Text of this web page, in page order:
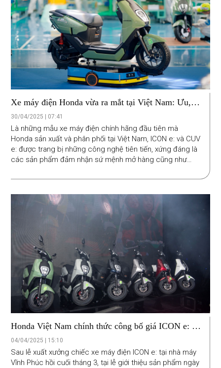
Xe máy điện Honda vừa ra mắt tại Việt Nam: Ưu,
nhược điểm từ góc nhìn kỹ thuật
30/04/2025 | 07:41
Là những mẫu xe máy điện chính hãng đầu tiên mà
Honda sản xuất và phân phối tại Việt Nam, ICON e: và CUV
e: được trang bị những công nghệ tiên tiến, xứng đáng là
các sản phẩm đảm nhận sứ mệnh mở hàng cũng như
Honda Việt Nam chính thức công bố giá ICON e: và
giá thuê CUV e:
04/04/2025 | 15:10
Sau lễ xuất xưởng chiếc xe máy điện ICON e: tại nhà máy
Vĩnh Phúc hồi cuối tháng 3, tại lễ giới thiệu sản phẩm ngày